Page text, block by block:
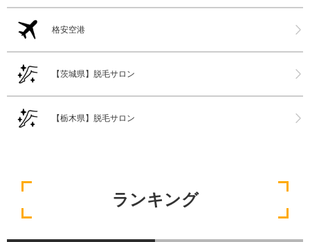
格安空港
【茨城県】脱毛サロン
【栃木県】脱毛サロン
ランキング